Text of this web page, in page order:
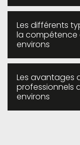
Les différents
la compétence
environs
Les avantages
professionnels
environs